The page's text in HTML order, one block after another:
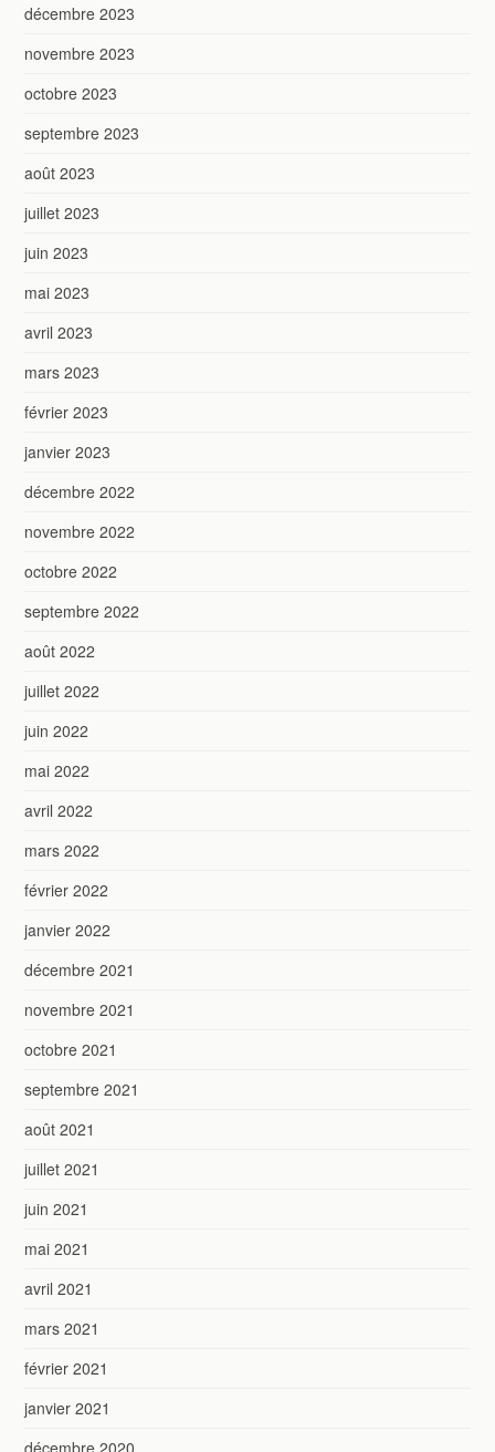
décembre 2023
novembre 2023
octobre 2023
septembre 2023
août 2023
juillet 2023
juin 2023
mai 2023
avril 2023
mars 2023
février 2023
janvier 2023
décembre 2022
novembre 2022
octobre 2022
septembre 2022
août 2022
juillet 2022
juin 2022
mai 2022
avril 2022
mars 2022
février 2022
janvier 2022
décembre 2021
novembre 2021
octobre 2021
septembre 2021
août 2021
juillet 2021
juin 2021
mai 2021
avril 2021
mars 2021
février 2021
janvier 2021
décembre 2020